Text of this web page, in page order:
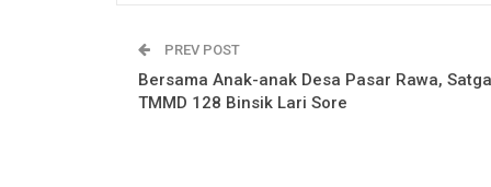
PREV POST
Bersama Anak-anak Desa Pasar Rawa,
TMMD 128 Binsik Lari Sore